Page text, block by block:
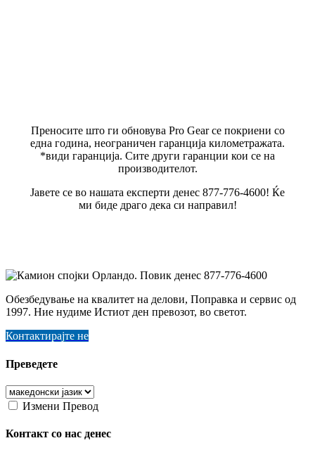
Преносите што ги обновува Pro Gear се покриени со
една година, неограничен гаранција километражата.
*види гаранција. Сите други гаранции кои се на
производителот.
Јавете се во нашата експерти денес 877-776-4600! Ќе
ми биде драго дека си направил!
Обезбедување на квалитет на делови, Поправка и сервис од
1997. Ние нудиме Истиот ден превозот, во светот.
Контактирајте не
Преведете
Измени Превод
Контакт со нас денес